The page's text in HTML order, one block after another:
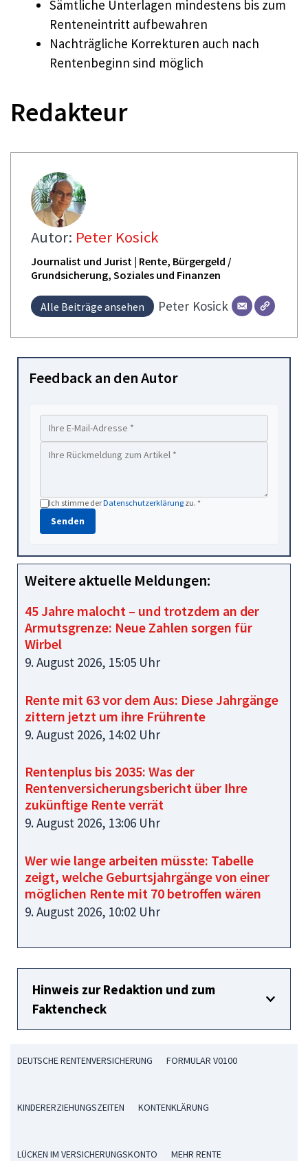
Sämtliche Unterlagen mindestens bis zum
Renteneintritt aufbewahren
Nachträgliche Korrekturen auch nach
Rentenbeginn sind möglich
Redakteur
Autor: Peter Kosick
Journalist und Jurist | Rente, Bürgergeld /
Grundsicherung, Soziales und Finanzen
Alle Beiträge ansehen Peter Kosick
Feedback an den Autor
Ich stimme derDatenschutzerklärung zu. *
Senden
Weitere aktuelle Meldungen:
45 Jahre malocht – und trotzdem an der
Armutsgrenze: Neue Zahlen sorgen für
Wirbel
9. August 2026, 15:05 Uhr
Rente mit 63 vor dem Aus: Diese Jahrgänge
zittern jetzt um ihre Frührente
9. August 2026, 14:02 Uhr
Rentenplus bis 2035: Was der
Rentenversicherungsbericht über Ihre
zukünftige Rente verrät
9. August 2026, 13:06 Uhr
Wer wie lange arbeiten müsste: Tabelle
zeigt, welche Geburtsjahrgänge von einer
möglichen Rente mit 70 betroffen wären
9. August 2026, 10:02 Uhr
Hinweis zur Redaktion und zum
Faktencheck
DEUTSCHE RENTENVERSICHERUNG FORMULAR V0100
KINDERERZIEHUNGSZEITEN KONTENKLÄRUNG
LÜCKEN IM VERSICHERUNGSKONTO MEHR RENTE